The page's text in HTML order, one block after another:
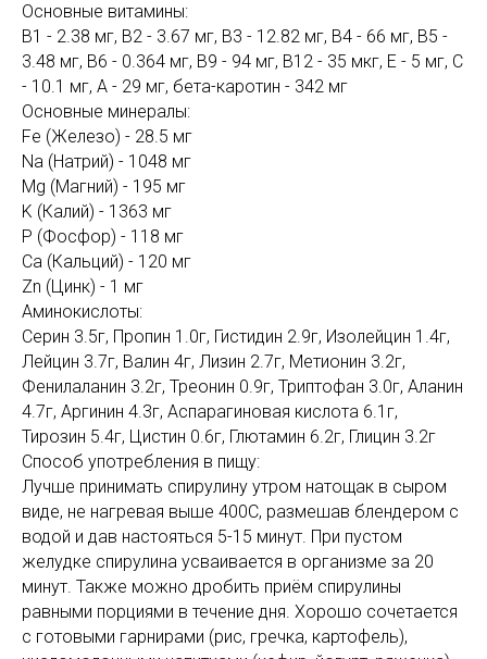
Основные витамины:
В1 - 2.38 мг, B2 - 3.67 мг, В3 - 12.82 мг, В4 - 66 мг, В5 -
3.48 мг, В6 - 0.364 мг, В9 - 94 мг, В12 - 35 мкг, Е - 5 мг, С
- 10.1 мг, А - 29 мг, бета-каротин - 342 мг
Основные минералы:
Fe (Железо) - 28.5 мг
Na (Натрий) - 1048 мг
Mg (Магний) - 195 мг
K (Калий) - 1363 мг
P (Фосфор) - 118 мг
Ca (Кальций) - 120 мг
Zn (Цинк) - 1 мг
Аминокислоты:
Серин 3.5г, Пропин 1.0г, Гистидин 2.9г, Изолейцин 1.4г,
Лейцин 3.7г, Валин 4г, Лизин 2.7г, Метионин 3.2г,
Фенилаланин 3.2г, Треонин 0.9г, Триптофан 3.0г, Аланин
4.7г, Аргинин 4.3г, Аспарагиновая кислота 6.1г,
Тирозин 5.4г, Цистин 0.6г, Глютамин 6.2г, Глицин 3.2г
Способ употребления в пищу:
Лучше принимать спирулину утром натощак в сыром
виде, не нагревая выше 400С, размешав блендером с
водой и дав настояться 5-15 минут. При пустом
желудке спирулина усваивается в организме за 20
минут. Также можно дробить приём спирулины
равными порциями в течение дня. Хорошо сочетается
с готовыми гарнирами (рис, гречка, картофель),